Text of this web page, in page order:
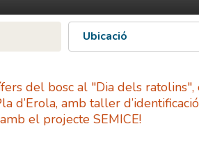
Ubicació
del bosc al "Dia dels ratolins",
d’Erola, amb taller
el projecte SEMICE!